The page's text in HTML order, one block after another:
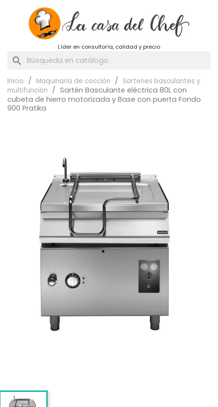
Líder en consultoría, calidad y precio
search
Inicio Maquinaria de cocción
Sartenes basculantes y
multifunción
Sartén Basculante eléctrica 80L con
cubeta de hierro motorizada y Base con puerta Fondo
900 Pratika